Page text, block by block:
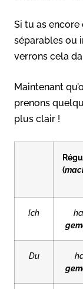
Si tu as
séparables ou
verrons cela
Maintenant
prenons
plus clair !
(
Ich
Du